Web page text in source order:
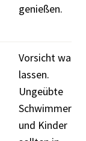
genießen.
Vorsicht
lassen.
Ungeübte
Schwimmer
und Kinder